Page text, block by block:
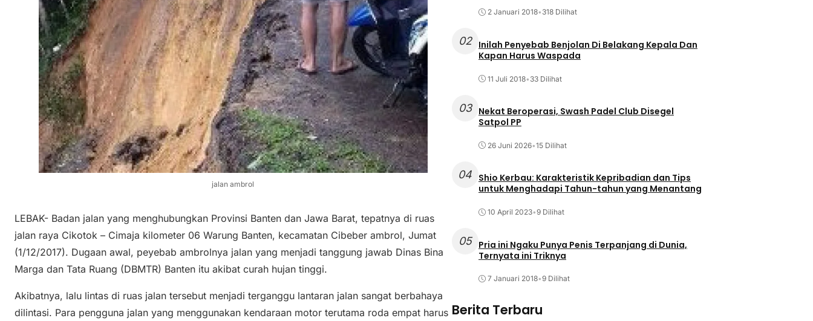
jalan ambrol
LEBAK- Badan jalan yang menghubungkan Provinsi Banten dan Jawa Barat, tepatnya di ruas
jalan raya Cikotok – Cimaja kilometer 06 Warung Banten, kecamatan Cibeber ambrol, Jumat
(1/12/2017). Dugaan awal, peyebab ambrolnya jalan yang menjadi tanggung jawab Dinas Bina
Marga dan Tata Ruang (DBMTR) Banten itu akibat curah hujan tinggi.
Akibatnya, lalu lintas di ruas jalan tersebut menjadi terganggu lantaran jalan sangat berbahaya
dilintasi. Para pengguna jalan yang menggunakan kendaraan motor terutama roda empat harus
2 Januari 2018• 318 Dilihat
02
Inilah Penyebab Benjolan Di Belakang Kepala Dan
Kapan Harus Waspada
11 Juli 2018• 33 Dilihat
03
Nekat Beroperasi, Swash Padel Club Disegel
Satpol PP
26 Juni 2026•15 Dilihat
04 Shio Kerbau: Karakteristik Kepribadian dan Tips
untuk Menghadapi Tahun-tahun yang Menantang
10 April 2023•9 Dilihat
05
Pria ini Ngaku Punya Penis Terpanjang di Dunia,
Ternyata ini Triknya
7 Januari 2018•9 Dilihat
Berita Terbaru